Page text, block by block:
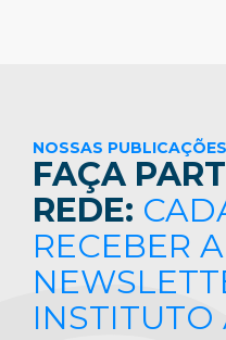
NOSSAS PUBLICAÇÕES
FAÇA
REDE:
RECEBER A
INSTITUTO